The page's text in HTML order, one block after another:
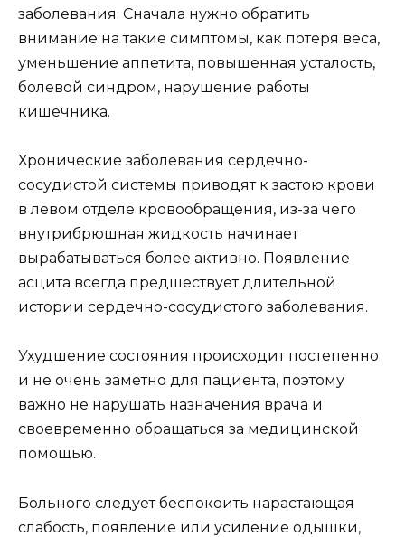
заболевания. Сначала нужно обратить
внимание на такие симптомы, как потеря веса,
уменьшение аппетита, повышенная усталость,
болевой синдром, нарушение работы
кишечника.
Хронические заболевания сердечно-
сосудистой системы приводят к застою крови
в левом отделе кровообращения, из-за чего
внутрибрюшная жидкость начинает
вырабатываться более активно. Появление
асцита всегда предшествует длительной
истории сердечно-сосудистого заболевания.
Ухудшение состояния происходит постепенно
и не очень заметно для пациента, поэтому
важно не нарушать назначения врача и
своевременно обращаться за медицинской
помощью.
Больного следует беспокоить нарастающая
слабость, появление или усиление одышки,